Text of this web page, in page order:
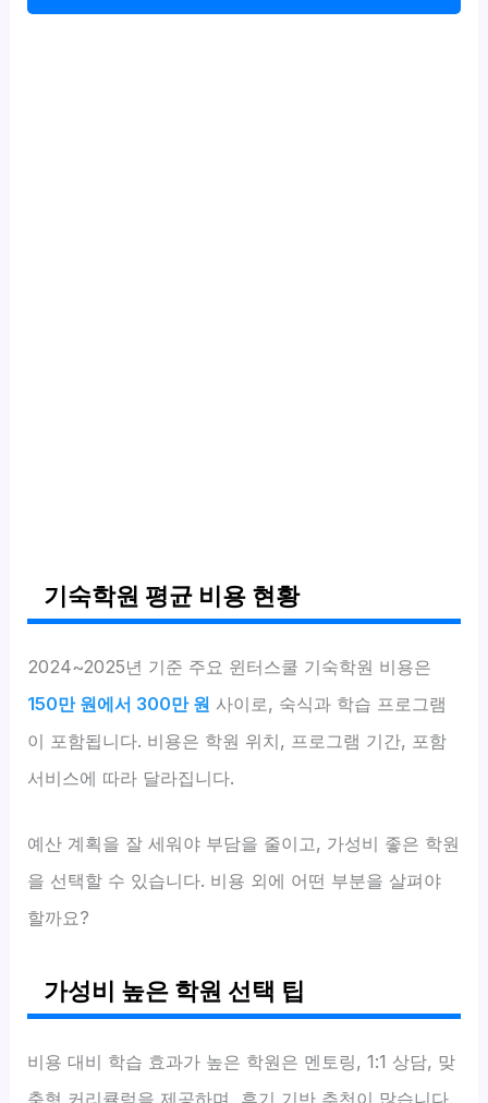
기숙학원 평균 비용 현황
2024~2025년 기준 주요 윈터스쿨 기숙학원 비용은
150만 원에서 300만 원 사이로, 숙식과 학습 프로그램
이 포함됩니다. 비용은 학원 위치, 프로그램 기간, 포함
서비스에 따라 달라집니다.
예산 계획을 잘 세워야 부담을 줄이고, 가성비 좋은 학원
을 선택할 수 있습니다. 비용 외에 어떤 부분을 살펴야
할까요?
가성비 높은 학원 선택 팁
비용 대비 학습 효과가 높은 학원은 멘토링, 1:1 상담, 맞